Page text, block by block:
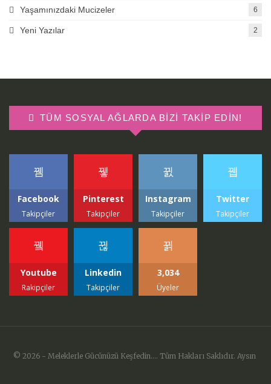
Yaşamınızdaki Mucizeler 6
Yeni Yazılar 2
TÜM SOSYAL AĞLARDA BIZI TAKIP EDIN!
Facebook
Takipçiler
Pinterest
Takipçiler
Instagram
Takipçiler
Twitter
Takipçiler
Youtube
Rakipçiler
Linkedin
Takipçiler
3,034
Üyeler
© 2026 - Meleklerle Gücünüzü Keşfedin.... Tüm Hakları Saklıdır. Aysın